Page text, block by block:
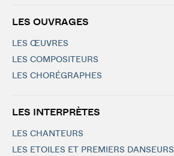
LES OUVRAGES
LES ŒUVRES
LES COMPOSITEURS
LES CHORÉGRAPHES
LES INTERPRÈTES
LES CHANTEURS
LES ETOILES ET PREMIERS DANSEURS